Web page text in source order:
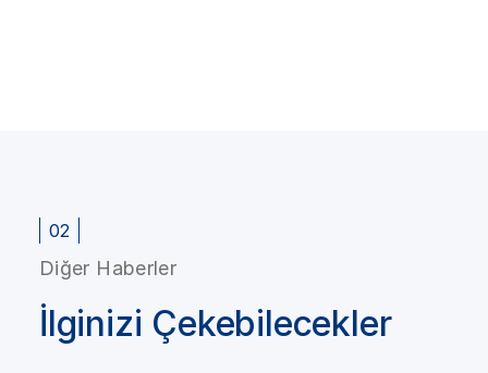
02
Diğer Haberler
İlginizi Çekebilecekler